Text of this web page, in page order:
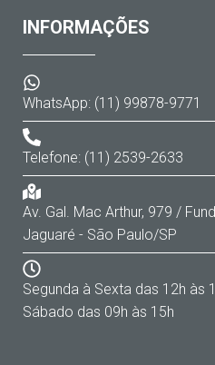
INFORMAÇÕES
WhatsApp: (11) 99878-9771
Telefone: (11) 2539-2633
Av. Gal. Mac Arthur, 979 /
Jaguaré - São Paulo/SP
Segunda à Sexta das 12h às
Sábado das 09h às 15h